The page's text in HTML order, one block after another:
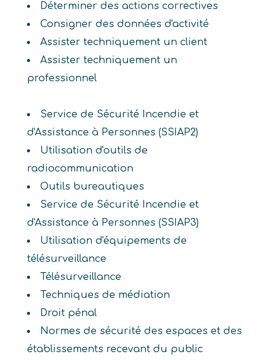
Déterminer des actions correctives
Consigner des données d'activité
Assister techniquement un client
Assister techniquement un
professionnel
Service de Sécurité Incendie et
d'Assistance à Personnes (SSIAP2)
Utilisation d'outils de
radiocommunication
Outils bureautiques
Service de Sécurité Incendie et
d'Assistance à Personnes (SSIAP3)
Utilisation d'équipements de
télésurveillance
Télésurveillance
Techniques de médiation
Droit pénal
Normes de sécurité des espaces et des
établissements recevant du public